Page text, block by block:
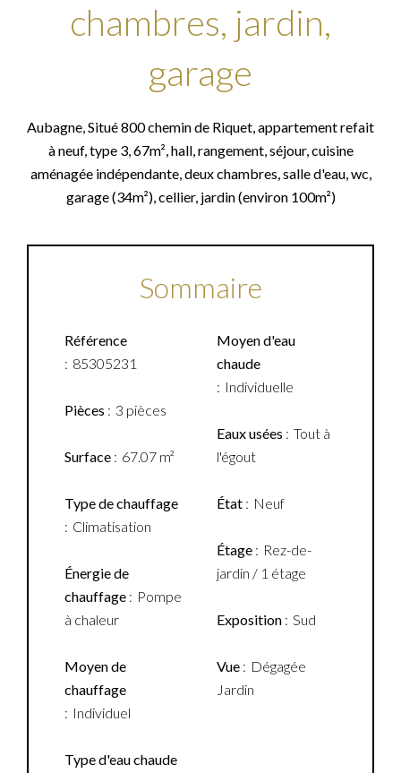
chambres, jardin,
garage
Aubagne, Situé 800 chemin de Riquet, appartement refait
à neuf, type 3, 67m², hall, rangement, séjour, cuisine
aménagée indépendante, deux chambres, salle d'eau, wc,
garage (34m²), cellier, jardin (environ 100m²)
Sommaire
Référence
85305231
Pièces 3 pièces
Surface 67.07 m²
Type de chauffage
Climatisation
Énergie de
chauffage
Pompe
à chaleur
Moyen de
chauffage
Individuel
Type d'eau chaude
Moyen d'eau
chaude
Individuelle
Eaux usées
Tout à
l'égout
État Neuf
Étage
Rez-de-
jardin / 1 étage
Exposition Sud
Vue
Dégagée
Jardin